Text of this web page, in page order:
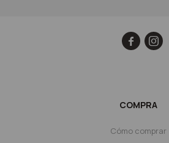
COMPRA
Cómo comprar
 